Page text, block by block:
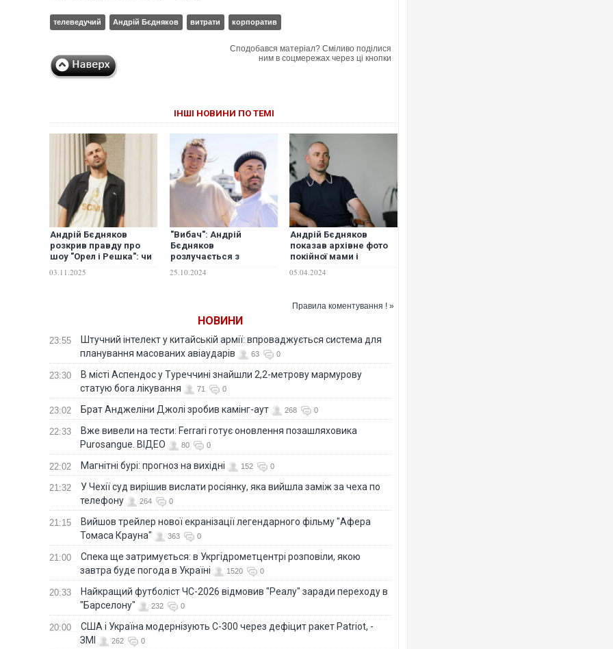
телеведучий Андрій Бєдняков витрати корпоратив
Сподобався матеріал? Сміливо поділися
ним в соцмережах через ці кнопки
ІНШІ НОВИНИ ПО ТЕМІ
Андрій Бєдняков
розкрив правду про
шоу "Орел і Решка": чи
працювала "золота
03.11.2025
"Вибач": Андрій
Бєдняков
розлучається з
років шлюбу
25.10.2024
Андрій Бєдняков
показав архівне фото
покійної мами і
до неї у роковини її
05.04.2024
Правила коментування ! »
НОВИНИ
23:55
Штучний інтелект у китайській армії: впроваджується система для
планування масованих авіаударів
63 0
23:30
В місті Аспендос у Туреччині знайшли 2,2-метрову мармурову
статую бога лікування
71 0
23:02 Брат Анджеліни Джолі зробив камінг-аут 268 0
22:33
Вже вивели на тести: Ferrari готує оновлення позашляховика
Purosangue. ВІДЕО
80 0
22:02 Магнітні бурі: прогноз на вихідні 152 0
21:32
У Чехії суд вирішив вислати росіянку, яка вийшла заміж за чеха по
телефону
264 0
21:15
Вийшов трейлер нової екранізації легендарного фільму "Афера
Томаса Крауна"
363 0
21:00
Спека ще затримується: в Укргідрометцентрі розповіли, якою
завтра буде погода в Україні
1520 0
20:33
Найкращий футболіст ЧС-2026 відмовив "Реалу" заради переходу в
"Барселону"
232 0
20:00
США і Україна модернізують С-300 через дефіцит ракет Patriot, -
ЗМІ
262 0